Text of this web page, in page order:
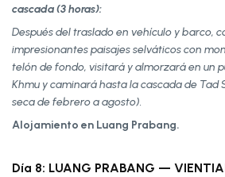
cascada (3 horas):
Después del traslado en vehículo y barco,
impresionantes paisajes selváticos con
telón de fondo, visitará y almorzará en un
Khmu y caminará hasta la cascada de Tad
seca de febrero a agosto).
Alojamiento en Luang Prabang.
Día 8: LUANG PRABANG —